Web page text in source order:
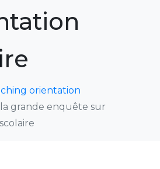
orientation
grande enquête sur